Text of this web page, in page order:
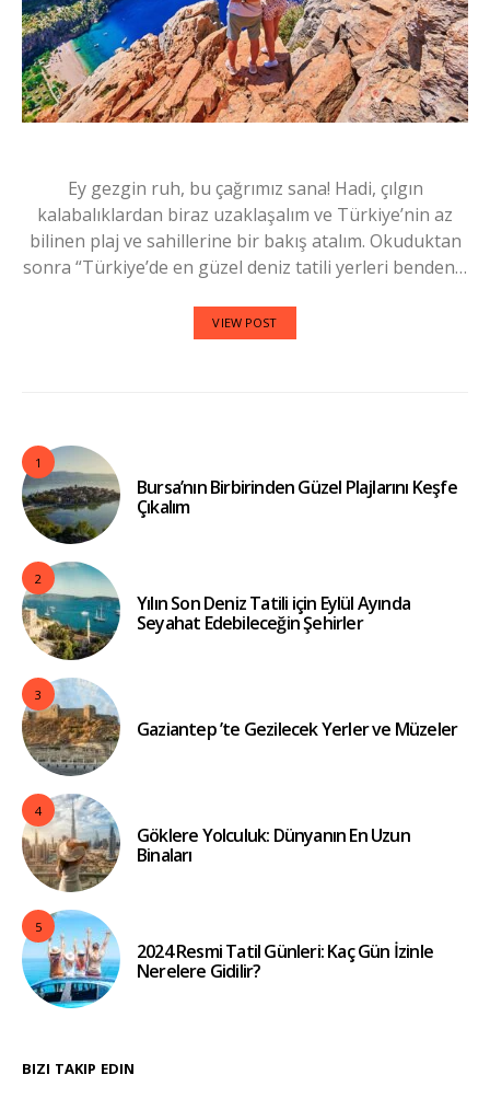
Ey gezgin ruh, bu çağrımız sana! Hadi, çılgın
kalabalıklardan biraz uzaklaşalım ve Türkiye’nin az
bilinen plaj ve sahillerine bir bakış atalım. Okuduktan
sonra “Türkiye’de en güzel deniz tatili yerleri benden…
VIEW POST
1
Bursa’nın Birbirinden Güzel Plajlarını Keşfe
Çıkalım
2
Yılın Son Deniz Tatili için Eylül Ayında
Seyahat Edebileceğin Şehirler
3
Gaziantep ’te Gezilecek Yerler ve Müzeler
4
Göklere Yolculuk: Dünyanın En Uzun
Binaları
5
2024 Resmi Tatil Günleri: Kaç Gün İzinle
Nerelere Gidilir?
BIZI TAKIP EDIN